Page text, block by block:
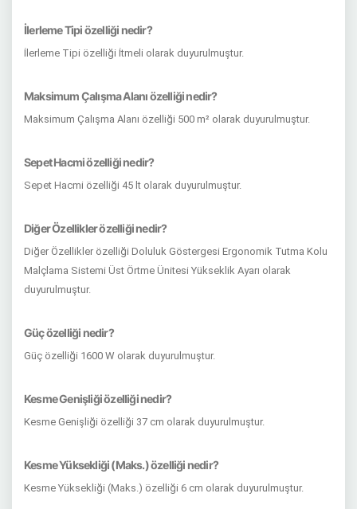
İlerleme Tipi özelliği nedir?
İlerleme Tipi özelliği İtmeli olarak duyurulmuştur.
Maksimum Çalışma Alanı özelliği nedir?
Maksimum Çalışma Alanı özelliği 500 m² olarak duyurulmuştur.
Sepet Hacmi özelliği nedir?
Sepet Hacmi özelliği 45 lt olarak duyurulmuştur.
Diğer Özellikler özelliği nedir?
Diğer Özellikler özelliği Doluluk Göstergesi Ergonomik Tutma Kolu
Malçlama Sistemi Üst Örtme Ünitesi Yükseklik Ayarı olarak
duyurulmuştur.
Güç özelliği nedir?
Güç özelliği 1600 W olarak duyurulmuştur.
Kesme Genişliği özelliği nedir?
Kesme Genişliği özelliği 37 cm olarak duyurulmuştur.
Kesme Yüksekliği (Maks.) özelliği nedir?
Kesme Yüksekliği (Maks.) özelliği 6 cm olarak duyurulmuştur.